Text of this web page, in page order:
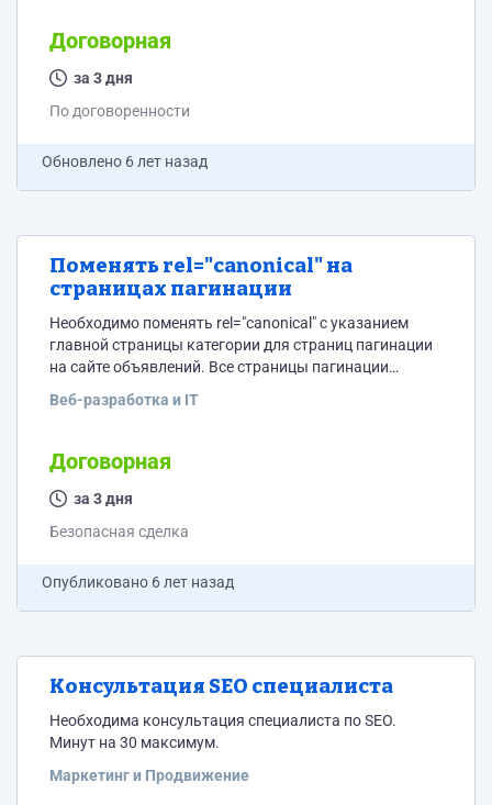
плагины! Сайт по запросу!
Договорная
за 3 дня
По договоренности
Обновлено 6 лет назад
Поменять rel="canonical" на
страницах пагинации
Необходимо поменять rel="canonical" с указанием
главной страницы категории для страниц пагинации
на сайте объявлений. Все страницы пагинации
Первая страница - сама на себя. Изменения
Сайт на cms wordpress.
Веб-разработка и IT
Договорная
за 3 дня
Безопасная сделка
Опубликовано 6 лет назад
Консультация SEO специалиста
Необходима консультация специалиста по SEO.
Минут на 30 максимум.
Маркетинг и Продвижение